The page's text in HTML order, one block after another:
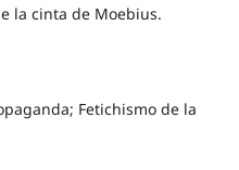
la cinta de Moebius.
Fetichismo de la